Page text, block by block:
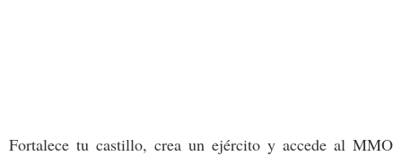
Fortalece tu castillo, crea un ejército y accede al MMO